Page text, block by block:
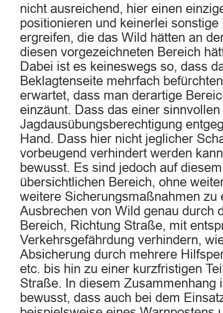
nicht ausreichend, hier einen
positionieren und keinerlei
ergreifen, die das Wild hätten an
diesen vorgezeichneten Bereich
Dabei ist es keineswegs so, dass
Beklagtenseite mehrfach
erwartet, dass man derartige
einzäunt. Dass das einer sinnvollen
Jagdausübungsberechtigung
Hand. Dass hier nicht jeglicher
vorbeugend verhindert werden
bewusst. Es sind jedoch auf
übersichtlichen Bereich, ohne
weitere Sicherungsmaßnahmen zu
Ausbrechen von Wild genau durch
Bereich, Richtung Straße, mit
Verkehrsgefährdung verhindern,
Absicherung durch mehrere
etc. bis hin zu einer kurzfristigen
Straße. In diesem Zusammenhang
bewusst, dass auch bei dem